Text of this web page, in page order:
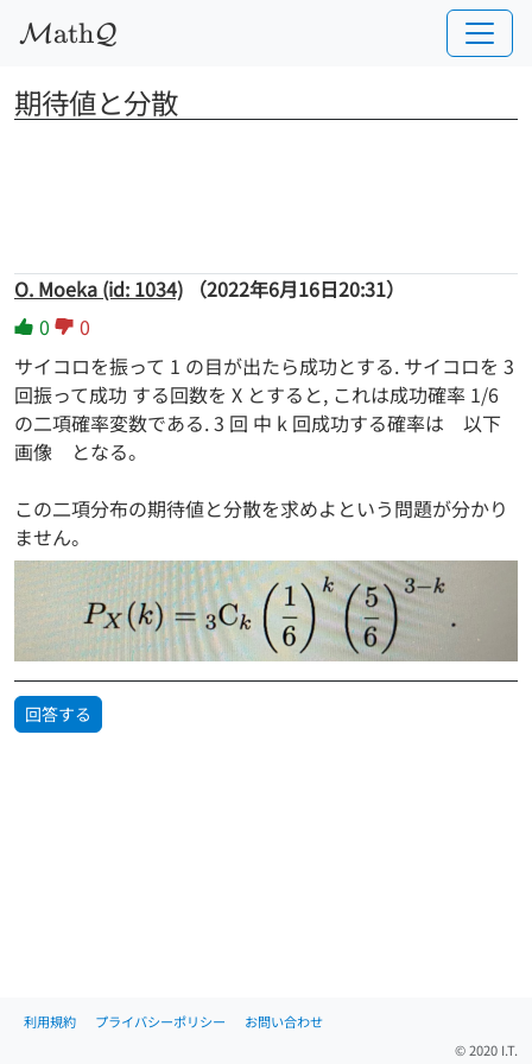
MathQ
期待値と分散
O. Moeka (id: 1034)
（2022年6月16日20:31）
0
0
サイコロを振って 1 の目が出たら成功とする. サイコロを 3
回振って成功 する回数を X とすると, これは成功確率 1/6
の二項確率変数である. 3 回 中 k 回成功する確率は 以下
画像 となる。
この二項分布の期待値と分散を求めよという問題が分かり
ません。
回答する
利用規約 プライバシーポリシー
お問い合わせ
© 2020 I.T.